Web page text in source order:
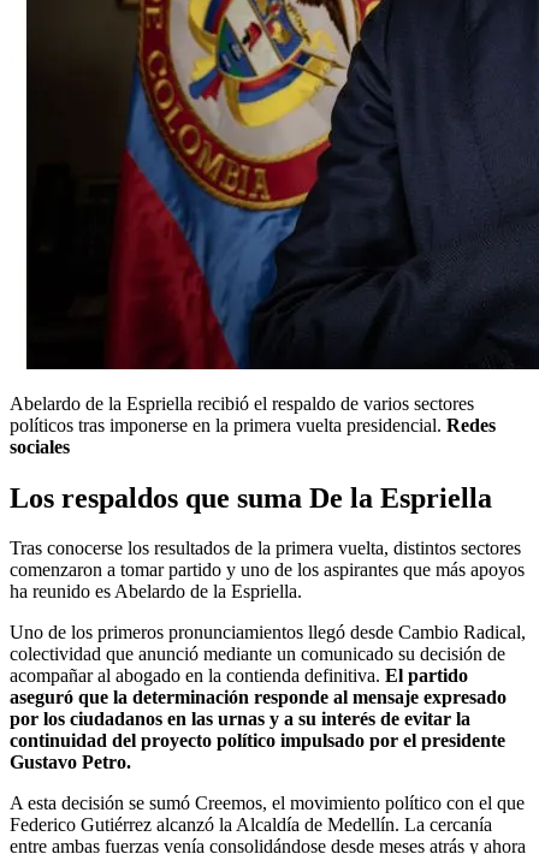
Abelardo de la Espriella recibió el respaldo de varios sectores
políticos tras imponerse en la primera vuelta presidencial. Redes
sociales
Los respaldos que suma De la Espriella
Tras conocerse los resultados de la primera vuelta, distintos sectores
comenzaron a tomar partido y uno de los aspirantes que más apoyos
ha reunido es Abelardo de la Espriella.
Uno de los primeros pronunciamientos llegó desde Cambio Radical,
colectividad que anunció mediante un comunicado su decisión de
acompañar al abogado en la contienda definitiva. El partido
aseguró que la determinación responde al mensaje expresado
por los ciudadanos en las urnas y a su interés de evitar la
continuidad del proyecto político impulsado por el presidente
Gustavo Petro.
A esta decisión se sumó Creemos, el movimiento político con el que
Federico Gutiérrez alcanzó la Alcaldía de Medellín. La cercanía
entre ambas fuerzas venía consolidándose desde meses atrás y ahora